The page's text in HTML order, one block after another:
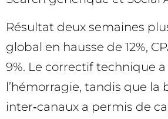
Résultat deux semaines
global en hausse de 12%,
9%. Le correctif technique
l’hémorragie, tandis que la
inter‑canaux a permis de